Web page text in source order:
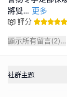
將雙... 更多
評分
顯示所有留言(2)...
社群主題